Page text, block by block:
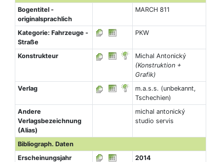
Bogentitel -
originalsprachlich
MARCH 811
Kategorie: Fahrzeuge -
Straße
PKW
Konstrukteur
Michal Antonický
(Konstruktion +
Grafik)
Verlag
m.a.s.s. (unbekannt,
Tschechien)
Andere
Verlagsbezeichnung
(Alias)
michal antonický
studio servis
Bibliograph. Daten
Erscheinungsjahr
2014